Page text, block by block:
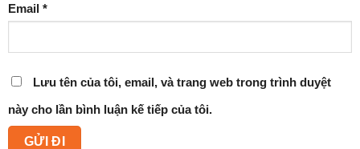
Email *
Lưu tên của tôi, email, và trang web trong trình duyệt
này cho lần bình luận kế tiếp của tôi.